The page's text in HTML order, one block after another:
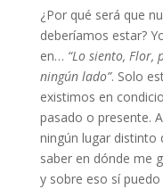
¿Por qué será que
deberíamos estar?
en… “Lo siento, Flor,
ningún lado”. Solo
existimos en
pasado o presente.
ningún lugar distinto
saber en dónde me
y sobre eso sí